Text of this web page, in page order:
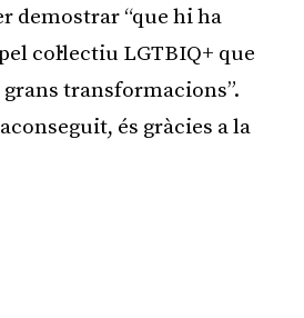
demostrar “que hi ha
col·lectiu LGTBIQ+ que
transformacions”.
és gràcies a la